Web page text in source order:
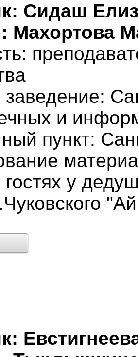
Сидаш
Махортова
и
пункт:
у